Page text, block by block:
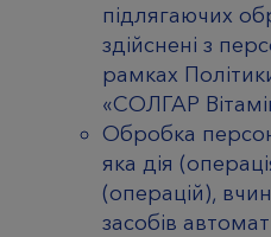
підлягаючих
здійснені з
рамках
«СОЛГАР
Обробка
яка дія
(операцій),
засобів